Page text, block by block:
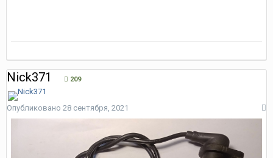
Nick371 209
Опубликовано 28 сентября, 2021